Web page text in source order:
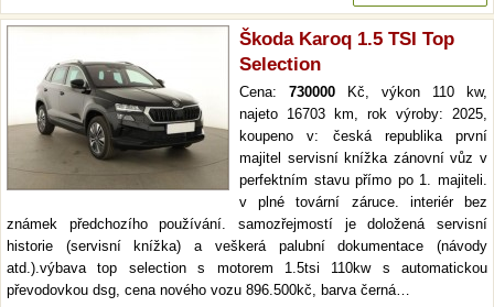
Škoda Karoq 1.5 TSI Top
Selection
Cena: 730000 Kč, výkon 110 kw,
najeto 16703 km, rok výroby: 2025,
koupeno v: česká republika první
majitel servisní knížka zánovní vůz v
perfektním stavu přímo po 1. majiteli.
v plné tovární záruce. interiér bez
známek předchozího používání. samozřejmostí je doložená servisní
historie (servisní knížka) a veškerá palubní dokumentace (návody
atd.).výbava top selection s motorem 1.5tsi 110kw s automatickou
převodovkou dsg, cena nového vozu 896.500kč, barva černá…